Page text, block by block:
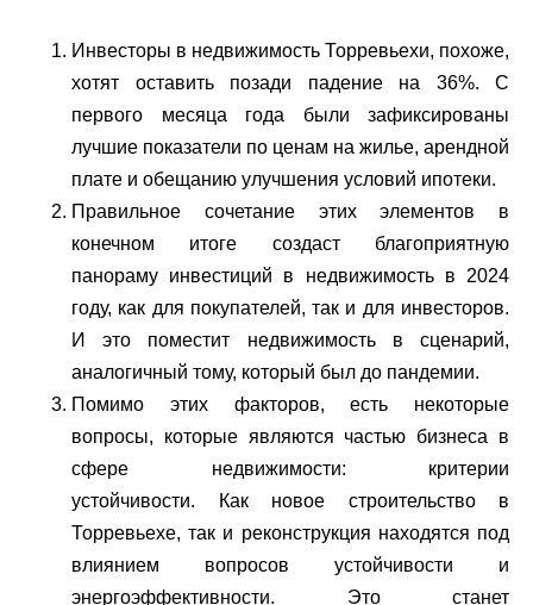
Инвесторы в недвижимость Торревьехи, похоже,
хотят оставить позади падение на 36%. С
первого месяца года были зафиксированы
лучшие показатели по ценам на жилье, арендной
плате и обещанию улучшения условий ипотеки.
Правильное сочетание этих элементов в
конечном итоге создаст благоприятную
панораму инвестиций в недвижимость в 2024
году, как для покупателей, так и для инвесторов.
И это поместит недвижимость в сценарий,
аналогичный тому, который был до пандемии.
Помимо этих факторов, есть некоторые
вопросы, которые являются частью бизнеса в
сфере недвижимости: критерии
устойчивости. Как новое строительство в
Торревьехе, так и реконструкция находятся под
влиянием вопросов устойчивости и
энергоэффективности. Это станет